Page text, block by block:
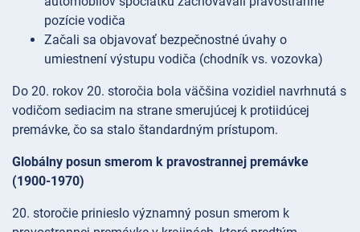
pozície vodiča
Začali sa objavovať bezpečnostné úvahy o
umiestnení výstupu vodiča (chodník vs. vozovka)
Do 20. rokov 20. storočia bola väčšina vozidiel navrhnutá s
vodičom sediacim na strane smerujúcej k protiidúcej
premávke, čo sa stalo štandardným prístupom.
Globálny posun smerom k pravostrannej premávke
(1900-1970)
20. storočie prinieslo významný posun smerom k